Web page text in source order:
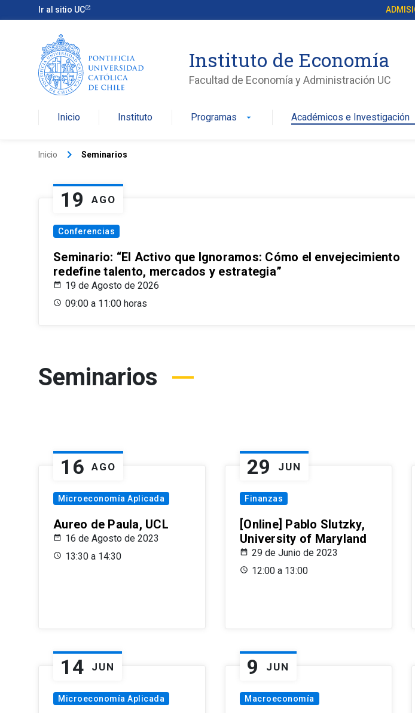
Ir al sitio UC
Instituto de Economía
Facultad de Economía y Administración UC
Inicio Instituto Programas arrow_drop_down Académicos e Investigación
Inicio keyboard_arrow_right Seminarios
19 AGO
Conferencias
Seminario: “El Activo que Ignoramos: Cómo el envejecimiento
redefine talento, mercados y estrategia”
19 de Agosto de 2026
09:00 a 11:00 horas
Seminarios
16 AGO
Microeconomía Aplicada
Aureo de Paula, UCL
16 de Agosto de 2023
13:30 a 14:30
29 JUN
Finanzas
[Online] Pablo Slutzky,
University of Maryland
29 de Junio de 2023
12:00 a 13:00
14 JUN
Microeconomía Aplicada
9 JUN
Macroeconomía